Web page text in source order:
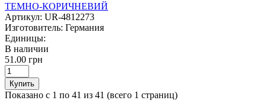
ТЕМНО-КОРИЧНЕВИЙ
Артикул: UR-4812273
Изготовитель: Германия
Единицы:
В наличии
51.00 грн
Купить
Показано с 1 по 41 из 41 (всего 1 страниц)